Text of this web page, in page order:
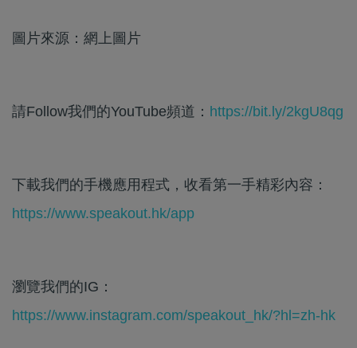
圖片來源：網上圖片
請Follow我們的YouTube頻道： https://bit.ly/2kgU8qg
下載我們的手機應用程式，收看第一手精彩內容：
https://www.speakout.hk/app
瀏覽我們的IG：
https://www.instagram.com/speakout_hk/?hl=zh-hk